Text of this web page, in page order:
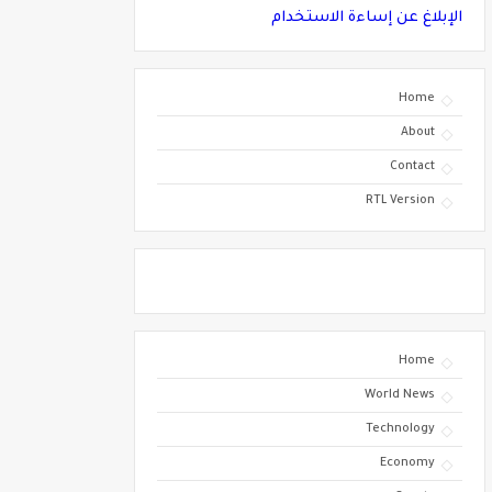
الإبلاغ عن إساءة الاستخدام
Home
About
Contact
RTL Version
Home
World News
Technology
Economy